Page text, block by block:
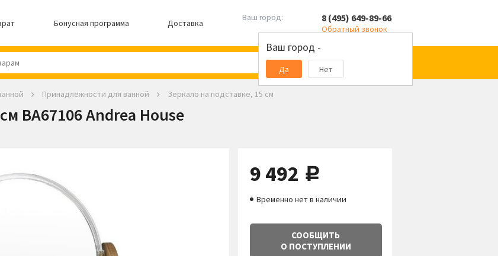
Бонусная программа Доставка
Ваш город:
Ваш город -
Да Нет
8 (495) 649-89-66
Обратный звонок
Принадлежности для ванной Зеркало на подставке, 15 см
BA67106 Andrea House
9 492 руб.
Временно нет в наличии
СООБЩИТЬ
О ПОСТУПЛЕНИИ